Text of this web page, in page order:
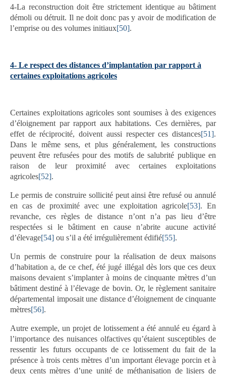
4-La reconstruction doit être strictement identique au bâtiment
démoli ou détruit. Il ne doit donc pas y avoir de modification de
l’emprise ou des volumes initiaux[50].
4- Le respect des distances d’implantation par rapport à
certaines exploitations agricoles
Certaines exploitations agricoles sont soumises à des exigences
d’éloignement par rapport aux habitations. Ces dernières, par
effet de réciprocité, doivent aussi respecter ces distances[51].
Dans le même sens, et plus généralement, les constructions
peuvent être refusées pour des motifs de salubrité publique en
raison de leur proximité avec certaines exploitations
agricoles[52].
Le permis de construire sollicité peut ainsi être refusé ou annulé
en cas de proximité avec une exploitation agricole[53]. En
revanche, ces règles de distance n’ont n’a pas lieu d’être
respectées si le bâtiment en cause n’abrite aucune activité
d’élevage[54] ou s’il a été irrégulièrement édifié[55].
Un permis de construire pour la réalisation de deux maisons
d’habitation a, de ce chef, été jugé illégal dès lors que ces deux
maisons devaient s’implanter à moins de cinquante mètres d’un
bâtiment destiné à l’élevage de bovin. Or, le règlement sanitaire
départemental imposait une distance d’éloignement de cinquante
mètres[56].
Autre exemple, un projet de lotissement a été annulé eu égard à
l’importance des nuisances olfactives qu’étaient susceptibles de
ressentir les futurs occupants de ce lotissement du fait de la
présence à trois cents mètres d’un important élevage porcin et à
deux cents mètres d’une unité de méthanisation de lisiers de